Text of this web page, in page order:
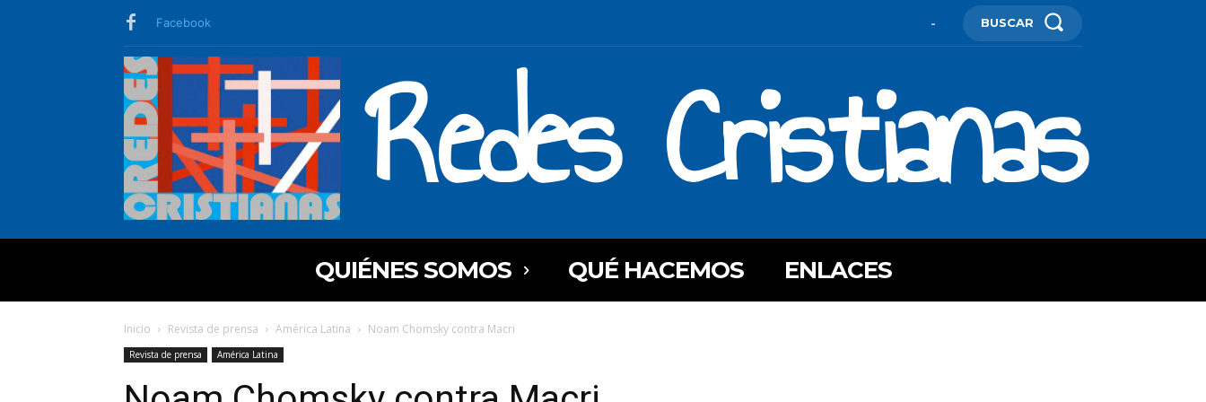
Facebook - BUSCAR
Redes Cristianas
QUIÉNES SOMOS QUÉ HACEMOS ENLACES
Inicio Revista de prensa América Latina Noam Chomsky contra Macri
Revista de prensa América Latina